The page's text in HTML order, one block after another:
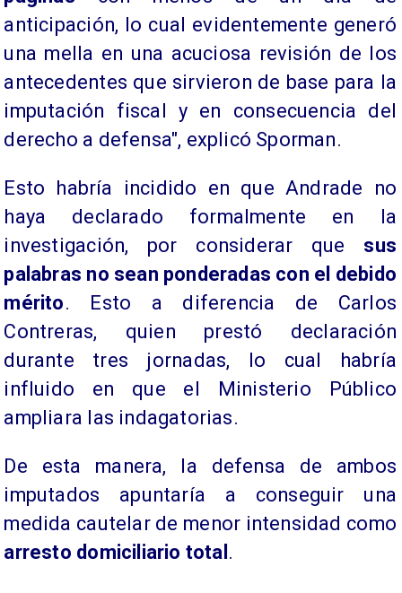
anticipación, lo cual evidentemente generó
una mella en una acuciosa revisión de los
antecedentes que sirvieron de base para la
imputación fiscal y en consecuencia del
derecho a defensa", explicó Sporman.
Esto habría incidido en que Andrade no
haya declarado formalmente en la
investigación, por considerar que sus
palabras no sean ponderadas con el debido
mérito. Esto a diferencia de Carlos
Contreras, quien prestó declaración
durante tres jornadas, lo cual habría
influido en que el Ministerio Público
ampliara las indagatorias.
De esta manera, la defensa de ambos
imputados apuntaría a conseguir una
medida cautelar de menor intensidad como
arresto domiciliario total .